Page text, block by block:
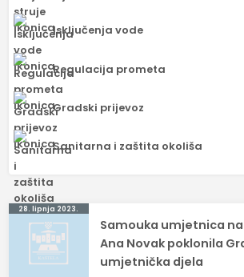
Isključenja vode
Regulacija prometa
Gradski prijevoz
Sanitarna i zaštita okoliša
Navigacija
objava
28. lipnja 2023.
Samouka umjetnica
Ana Novak poklonila
umjetnička djela